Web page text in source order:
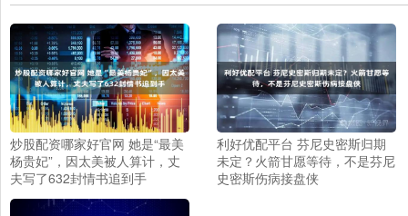
炒股配资哪家好官网 她是“最美
杨贵妃”，因太美被人算计，丈
夫写了632封情书追到手
利好优配平台 芬尼史密斯归期
未定？火箭甘愿等待，不是芬尼
史密斯伤病接盘侠